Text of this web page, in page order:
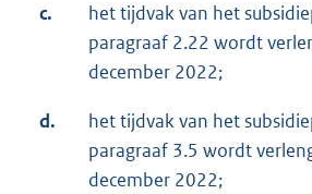
c.
het tijdvak van het
paragraaf 2.22 wordt
december 2022;
d.
het tijdvak van het
paragraaf 3.5 wordt
december 2022;